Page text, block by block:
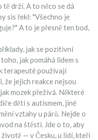
tě drží. A to něco se dá
sis řekl: "Všechno je
A to je přesně ten bod,
jak se pozitivní
jak pomáhá lidem s
terapeuté používají
že jejich reakce nejsou
mozek přežívá. Některé
dětí s autismem, jiné
vztahy u párů. Nejde o
na štěstí. Jde o to, aby
— v Česku, u lidí, kteří